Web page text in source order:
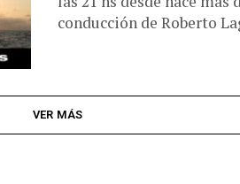
conducción de Roberto
VER MÁS